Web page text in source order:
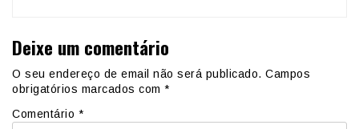
Deixe um comentário
O seu endereço de email não será publicado. Campos
obrigatórios marcados com *
Comentário *